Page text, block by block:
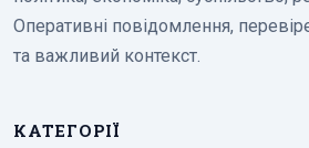
Оперативні повідомлення,
та важливий контекст.
КАТЕГОРІЇ